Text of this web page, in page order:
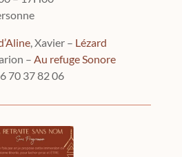
, Xavier – Lézard
– Au refuge Sonore
70 37 82 06